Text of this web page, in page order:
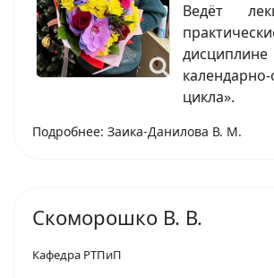
Ведёт
цикла».
Подробнее: Заика-Данилова В. М.
Скоморошко В. В.
Кафедра РТПиП